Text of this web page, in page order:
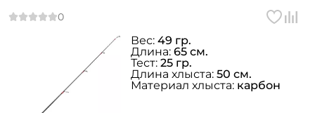
Вес: 49 гр.
Длина: 65 см.
Тест: 25 гр.
Длина хлыста: 50 см.
Материал хлыста: карбон